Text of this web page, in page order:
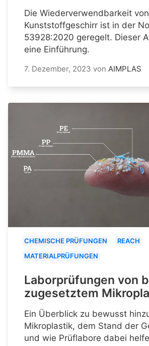
Die Wiederverwendbarkeit von
Kunststoffgeschirr ist in der
53928:2020 geregelt. Dieser
eine Einführung.
7. Dezember, 2023 von AIMPLAS
CHEMISCHE PRÜFUNGEN
REACH
MATERIALPRÜFUNGEN
Laborprüfungen von
zugesetztem
Ein Überblick zu bewusst
Mikroplastik, dem Stand der
und wie Prüflabore dabei